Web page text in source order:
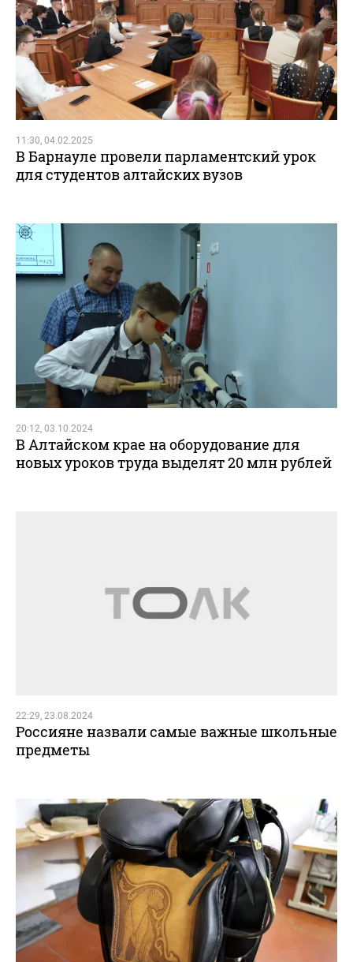
11:30, 04.02.2025
В Барнауле провели парламентский урок
для студентов алтайских вузов
20:12, 03.10.2024
В Алтайском крае на оборудование для
новых уроков труда выделят 20 млн рублей
22:29, 23.08.2024
Россияне назвали самые важные школьные
предметы